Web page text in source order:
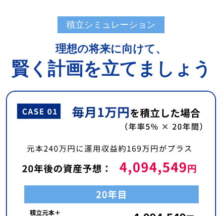
積立シミュレーション
理想の将来に向けて、
賢く計画を立てましょう